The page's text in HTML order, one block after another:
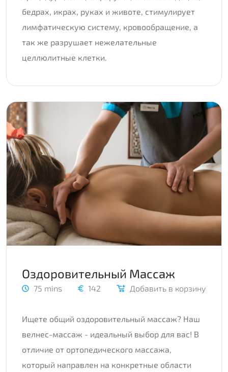
бедрах, икрах, руках и животе, стимулирует
лимфатическую систему, кровообращение, а
так же разрушает нежелательные
целлюлитные клетки.
Оздоровительный Массаж
75 mins 142 Добавить в корзину
Ищете общий оздоровительный массаж? Наш
велнес-массаж - идеальный выбор для вас! В
отличие от ортопедического массажа,
который направлен на конкретные области